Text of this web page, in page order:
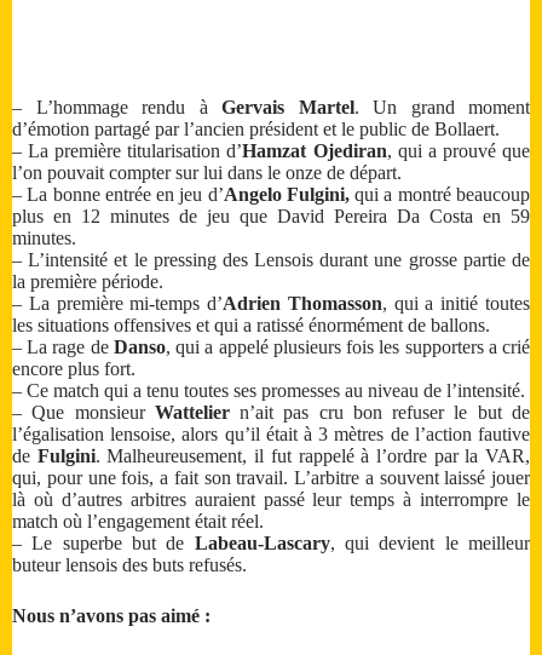
– L’hommage rendu à Gervais Martel. Un grand moment
d’émotion partagé par l’ancien président et le public de Bollaert.
– La première titularisation d’Hamzat Ojediran, qui a prouvé que
l’on pouvait compter sur lui dans le onze de départ.
– La bonne entrée en jeu d’Angelo Fulgini,qui a montré beaucoup
plus en 12 minutes de jeu que David Pereira Da Costa en 59
minutes.
– L’intensité et le pressing des Lensois durant une grosse partie de
la première période.
– La première mi-temps d’Adrien Thomasson, qui a initié toutes
les situations offensives et qui a ratissé énormément de ballons.
– La rage deDanso, qui a appelé plusieurs fois les supporters a crié
encore plus fort.
– Ce match qui a tenu toutes ses promesses au niveau de l’intensité.
– Que monsieur Watteliern’ait pas cru bon refuser le but de
l’égalisation lensoise, alors qu’il était à 3 mètres de l’action fautive
de Fulgini. Malheureusement, il fut rappelé à l’ordre par la VAR,
qui, pour une fois, a fait son travail. L’arbitre a souvent laissé jouer
là où d’autres arbitres auraient passé leur temps à interrompre le
match où l’engagement était réel.
– Le superbe but de Labeau-Lascary, qui devient le meilleur
buteur lensois des buts refusés.
Nous n’avons pas aimé :